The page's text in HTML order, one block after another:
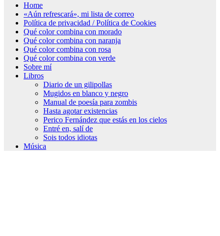
Home
«Aún refrescará», mi lista de correo
Política de privacidad / Política de Cookies
Qué color combina con morado
Qué color combina con naranja
Qué color combina con rosa
Qué color combina con verde
Sobre mí
Libros
Diario de un gilipollas
Mugidos en blanco y negro
Manual de poesía para zombis
Hasta agotar existencias
Perico Fernández que estás en los cielos
Entré en, salí de
Sois todos idiotas
Música